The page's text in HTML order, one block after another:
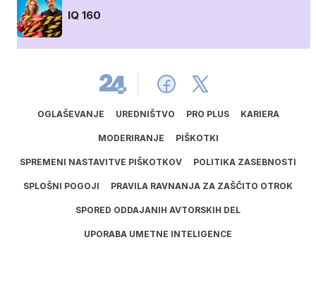
IQ 160
OGLAŠEVANJE UREDNIŠTVO PRO PLUS KARIERA
MODERIRANJE PIŠKOTKI
SPREMENI NASTAVITVE PIŠKOTKOV POLITIKA ZASEBNOSTI
SPLOŠNI POGOJI PRAVILA RAVNANJA ZA ZAŠČITO OTROK
SPORED ODDAJANIH AVTORSKIH DEL
UPORABA UMETNE INTELIGENCE